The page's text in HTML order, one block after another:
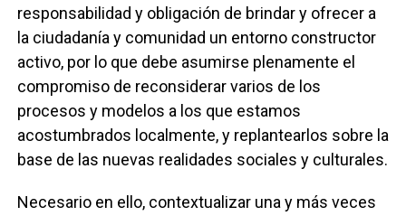
responsabilidad y obligación de brindar y ofrecer a
la ciudadanía y comunidad un entorno constructor
activo, por lo que debe asumirse plenamente el
compromiso de reconsiderar varios de los
procesos y modelos a los que estamos
acostumbrados localmente, y replantearlos sobre la
base de las nuevas realidades sociales y culturales.
Necesario en ello, contextualizar una y más veces